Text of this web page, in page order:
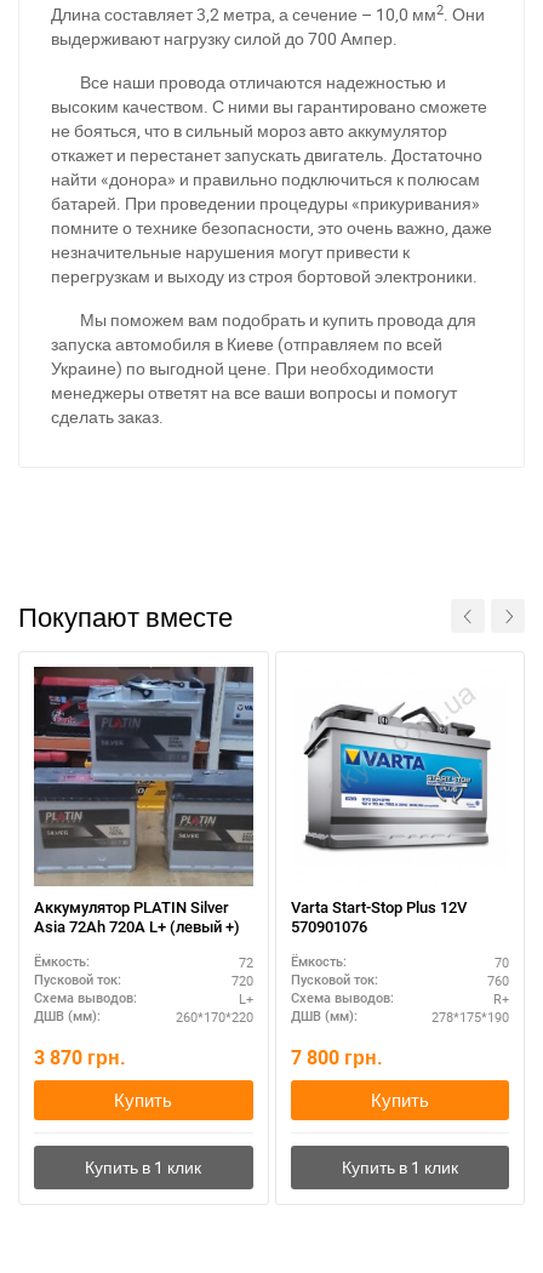
Длина составляет 3,2 метра, а сечение – 10,0 мм2. Они
выдерживают нагрузку силой до 700 Ампер.
Все наши провода отличаются надежностью и
высоким качеством. С ними вы гарантировано сможете
не бояться, что в сильный мороз авто аккумулятор
откажет и перестанет запускать двигатель. Достаточно
найти «донора» и правильно подключиться к полюсам
батарей. При проведении процедуры «прикуривания»
помните о технике безопасности, это очень важно, даже
незначительные нарушения могут привести к
перегрузкам и выходу из строя бортовой электроники.
Мы поможем вам подобрать и купить провода для
запуска автомобиля в Киеве (отправляем по всей
Украине) по выгодной цене. При необходимости
менеджеры ответят на все ваши вопросы и помогут
сделать заказ.
Покупают вместе
Аккумулятор PLATIN Silver
Asia 72Ah 720A L+ (левый +)
Ёмкость: 72
Пусковой ток: 720
Схема выводов: L+
ДШВ (мм): 260*170*220
3 870 грн.
Купить
Varta Start-Stop Plus 12V
570901076
Ёмкость: 70
Пусковой ток: 760
Схема выводов: R+
ДШВ (мм): 278*175*190
7 800 грн.
Купить